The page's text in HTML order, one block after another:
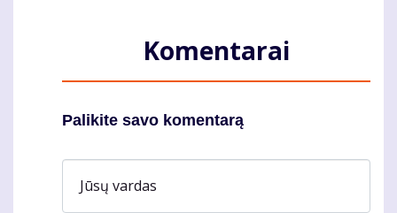
Komentarai
Palikite savo komentarą
Jūsų vardas